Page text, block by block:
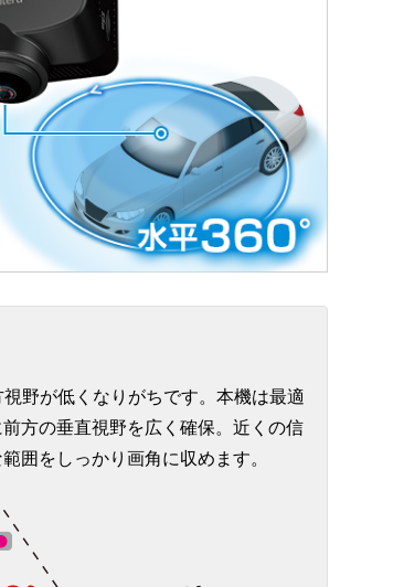
野が低くなりがちです。本機は最適
方の垂直視野を広く確保。近くの信
囲をしっかり画角に収めます。